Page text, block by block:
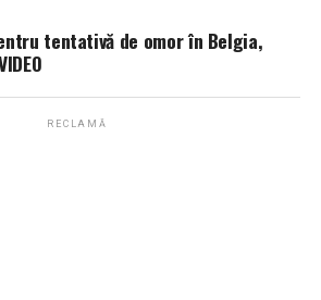
tentativă de omor în Belgia,
RECLAMĂ